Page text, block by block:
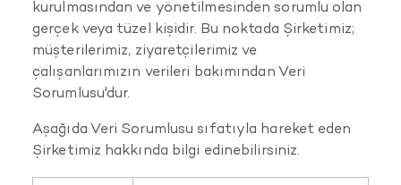
kurulmasından ve yönetilmesinden sorumlu olan
gerçek veya tüzel kişidir. Bu noktada Şirketimiz;
müşterilerimiz, ziyaretçilerimiz ve
çalışanlarımızın verileri bakımından Veri
Sorumlusu'dur.
Aşağıda Veri Sorumlusu sıfatıyla hareket eden
Şirketimiz hakkında bilgi edinebilirsiniz.